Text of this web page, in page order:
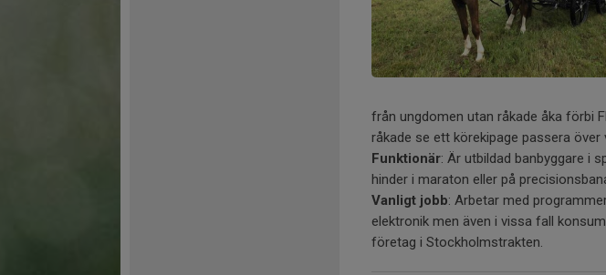
från ungdomen utan råkade åka förbi
råkade se ett körekipage passera
Funktionär: Är utbildad banbyggare i
hinder i maraton eller på
Vanligt jobb: Arbetar med
elektronik men även i vissa fall
företag i Stockholmstrakten.